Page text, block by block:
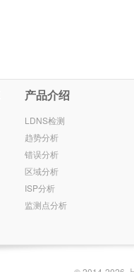
产品介绍
LDNS检测
趋势分析
错误分析
区域分析
ISP分析
监测点分析